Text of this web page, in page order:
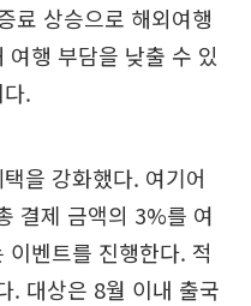
료 상승으로 해외여행
행 부담을 낮출 수 있
.
을 강화했다. 여기어
결제 금액의 3%를 여
벤트를 진행한다. 적
. 대상은 8월 이내 출국